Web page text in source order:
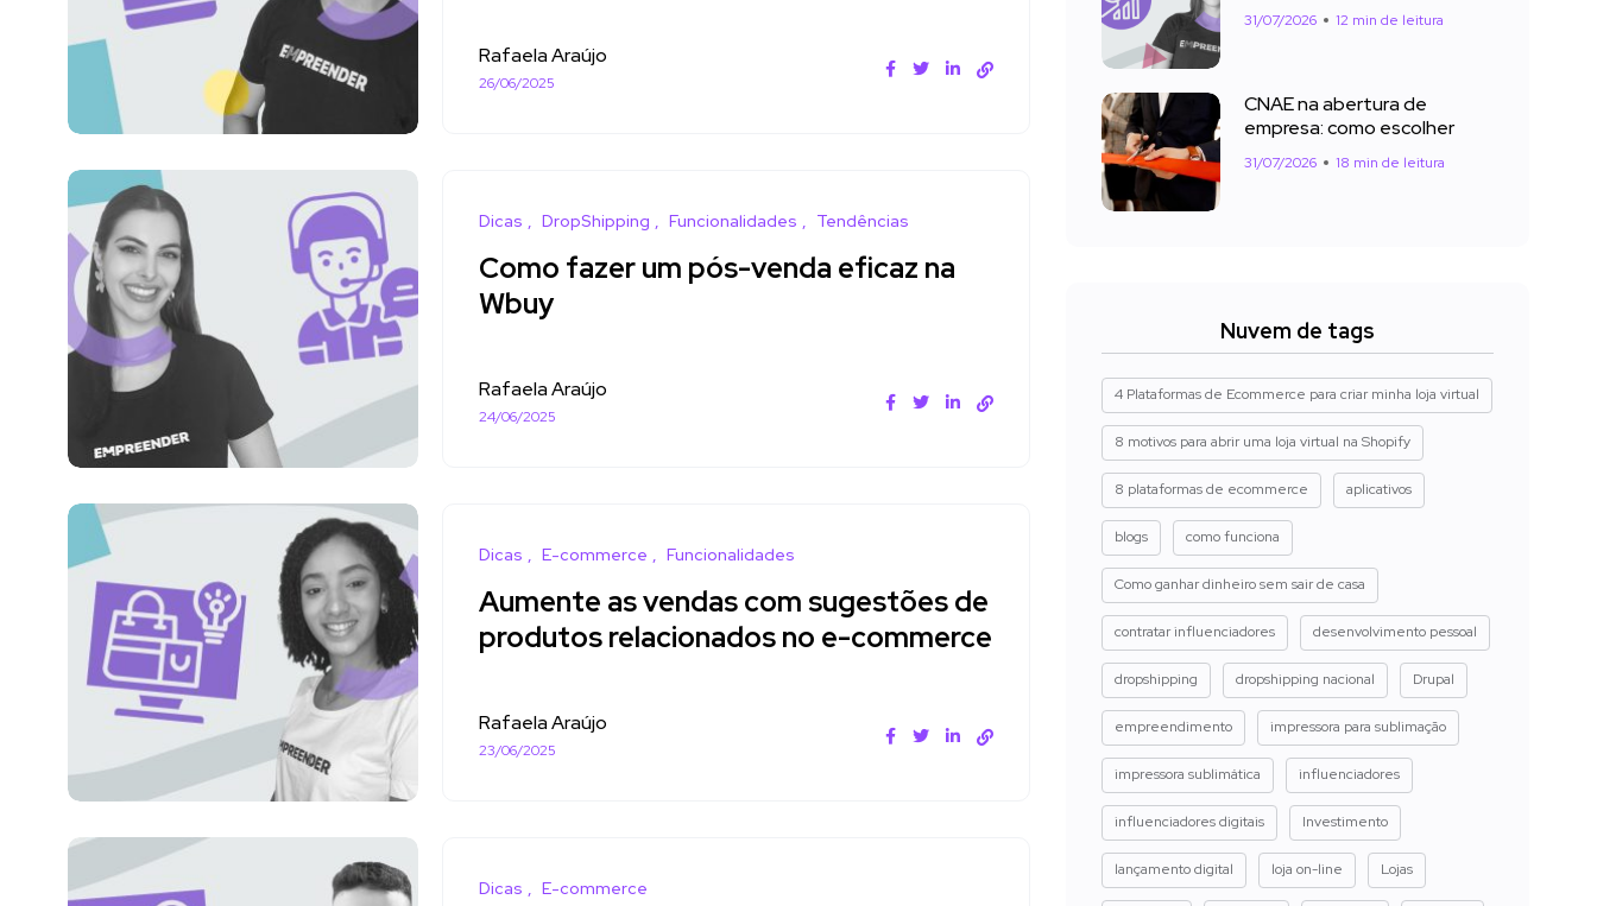
Rafaela Araújo
26/06/2025
Dicas DropShipping Funcionalidades Tendências
Como fazer um pós-venda eficaz na
Wbuy
Rafaela Araújo
24/06/2025
Dicas E-commerce Funcionalidades
Aumente as vendas com sugestões de
produtos relacionados no e-commerce
Rafaela Araújo
23/06/2025
Dicas E-commerce
31/07/2026 12 min de leitura
CNAE na abertura de
empresa: como escolher
31/07/2026 18 min de leitura
Nuvem de tags
4 Plataformas de Ecommerce para criar minha loja virtual
8 motivos para abrir uma loja virtual na Shopify
8 plataformas de ecommerce aplicativos
blogs como funciona
Como ganhar dinheiro sem sair de casa
contratar influenciadores desenvolvimento pessoal
dropshipping dropshipping nacional Drupal
empreendimento impressora para sublimação
impressora sublimática influenciadores
influenciadores digitais Investimento
lançamento digital loja on-line Lojas